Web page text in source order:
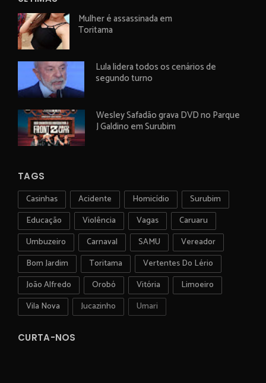
Mulher é assassinada em
Toritama
Lula lidera todos os cenários de
segundo turno
Wesley Safadão grava DVD no Parque
J Galdino em Surubim
TAGS
Casinhas Acidente Homicídio
Surubim
Educação
Violência Vagas
Caruaru
Umbuzeiro
Carnaval SAMU
Vereador
Bom Jardim
Toritama
Vertentes Do Lério
João Alfredo
Orobó Vitória
Limoeiro
Vila Nova
Jucazinho Umari
CURTA-NOS